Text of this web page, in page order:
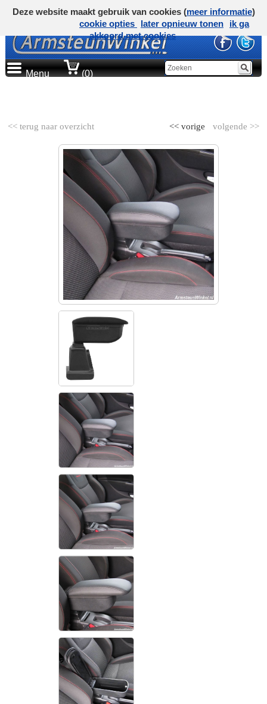
Menu (0)
<< terug naar overzicht volgende >>
<< vorige
Deze website maakt gebruik van cookies (meer informatie)
cookie opties
later opnieuw tonen
ik ga
akkoord met cookies